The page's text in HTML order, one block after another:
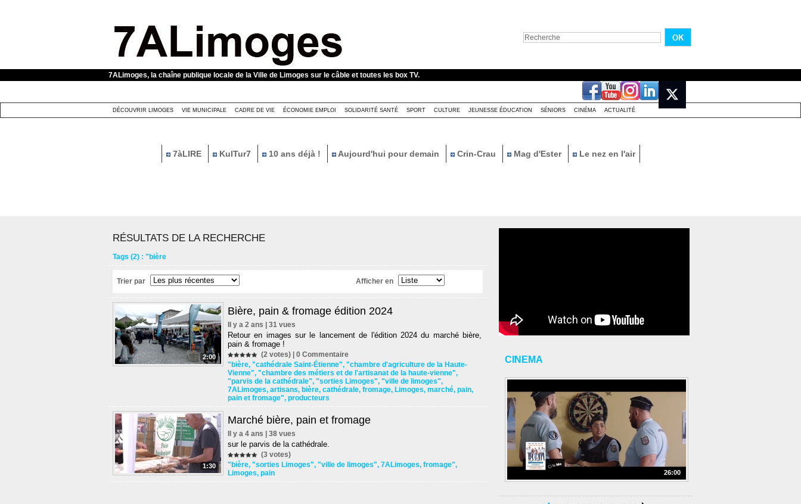
7ALimoges, la chaîne publique locale de la Ville de Limoges sur le câble et toutes les box TV.
DÉCOUVRIR LIMOGES VIE MUNICIPALE CADRE DE VIE ÉCONOMIE EMPLOI SOLIDARITÉ SANTÉ SPORT CULTURE JEUNESSE ÉDUCATION SÉNIORS CINÉMA ACTUALITÉ
7àLIRE KulTur7 10 ans déjà ! Aujourd'hui pour demain Crin-Crau Mag d'Ester Le nez en l'air
RÉSULTATS DE LA RECHERCHE
Tags (2) : "bière
Trier par Afficher en
2:00
Bière, pain & fromage édition 2024
Il y a 2 ans | 31 vues
Retour en images sur le lancement de l'édition 2024 du marché bière,
pain & fromage !
(2 votes) | 0 Commentaire
"bière, "cathédrale Saint-Étienne", "chambre d'agriculture de la Haute-
Vienne", "chambre des métiers et de l'artisanat de la haute-vienne",
"parvis de la cathédrale", "sorties Limoges", "ville de limoges",
7ALimoges, artisans, bière, cathédrale, fromage, Limoges, marché, pain,
pain et fromage", producteurs
1:30
Marché bière, pain et fromage
Il y a 4 ans | 38 vues
sur le parvis de la cathédrale.
(3 votes)
"bière, "sorties Limoges", "ville de limoges", 7ALimoges, fromage",
Limoges, pain
CINEMA
26:00